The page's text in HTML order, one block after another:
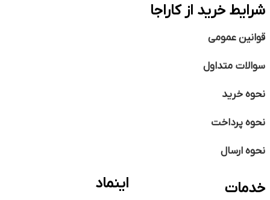
شرایط خرید از کاراجا
قوانین عمومی
سوالات متداول
نحوه خرید
نحوه پرداخت
نحوه ارسال
خدمات اینماد